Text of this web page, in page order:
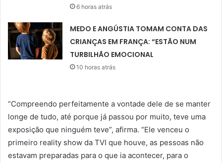
6 horas atrás
MEDO E ANGÚSTIA TOMAM CONTA DAS
CRIANÇAS EM FRANÇA: “ESTÃO NUM
TURBILHÃO EMOCIONAL
10 horas atrás
“Compreendo perfeitamente a vontade dele de se manter
longe de tudo, até porque já passou por muito, teve uma
exposição que ninguém teve”, afirma. “Ele venceu o
primeiro reality show da TVI que houve, as pessoas não
estavam preparadas para o que ia acontecer, para o